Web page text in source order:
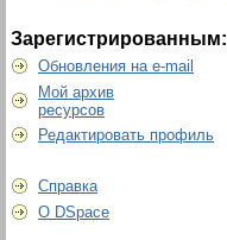
Зарегистрированным:
Обновления на e-mail
Мой архив
ресурсов
Редактировать профиль
Справка
О DSpace